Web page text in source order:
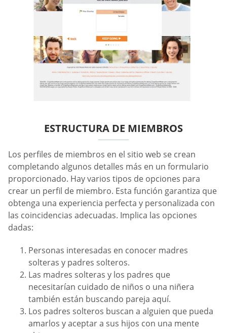
ESTRUCTURA DE MIEMBROS
Los perfiles de miembros en el sitio web se crean
completando algunos detalles más en un formulario
proporcionado. Hay varios tipos de opciones para
crear un perfil de miembro. Esta función garantiza que
obtenga una experiencia perfecta y personalizada con
las coincidencias adecuadas. Implica las opciones
dadas:
Personas interesadas en conocer madres
solteras y padres solteros.
Las madres solteras y los padres que
necesitarían cuidado de niños o una niñera
también están buscando pareja aquí.
Los padres solteros buscan a alguien que pueda
amarlos y aceptar a sus hijos con una mente